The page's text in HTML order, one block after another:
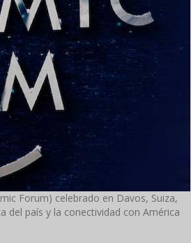
Forum) celebrado en Davos, Suiza,
país y la conectividad con América